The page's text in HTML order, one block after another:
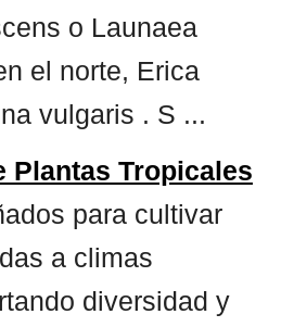
o Launaea
el norte, Erica
vulgaris . S ...
Plantas Tropicales
para cultivar
a climas
diversidad y